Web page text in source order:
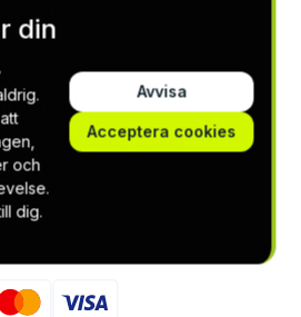
& Villkor
049
9:00-17:00 (UTC)
401, Nove mesto, 54901,
din
och
dig.
Avvisa
Acceptera cookies